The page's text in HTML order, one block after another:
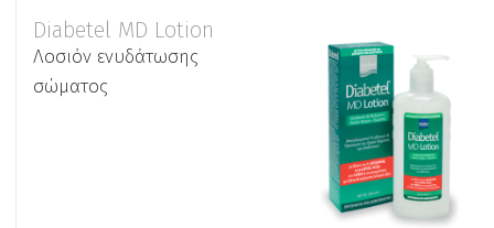
Diabetel MD Lotion
Λοσιόν ενυδάτωσης
σώματος